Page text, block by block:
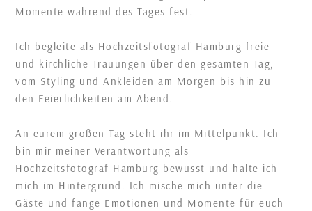
Momente während des Tages fest.
Ich begleite als Hochzeitsfotograf Hamburg freie
und kirchliche Trauungen über den gesamten Tag,
vom Styling und Ankleiden am Morgen bis hin zu
den Feierlichkeiten am Abend.
An eurem großen Tag steht ihr im Mittelpunkt. Ich
bin mir meiner Verantwortung als
Hochzeitsfotograf Hamburg bewusst und halte ich
mich im Hintergrund. Ich mische mich unter die
Gäste und fange Emotionen und Momente für euch